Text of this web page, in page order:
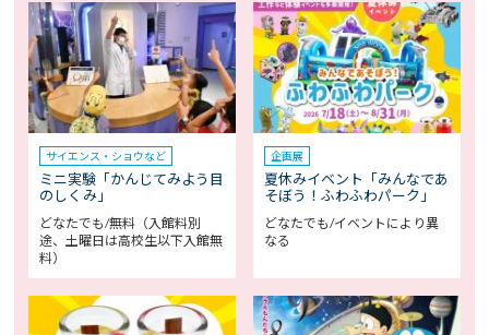
サイエンス・ショウなど
ミニ実験「かんじてみよう目
のしくみ」
どなたでも/無料（入館料別
途、土曜日は高校生以下入館無
料）
企画展
夏休みイベント「みんなであ
そぼう！ふわふわパーク」
どなたでも/イベントにより異
なる